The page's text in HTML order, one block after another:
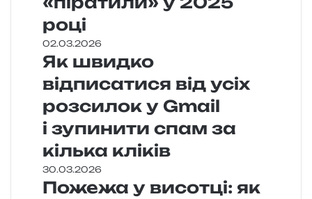
році
02.03.2026
Як швидко
відписатися від усіх
розсилок у Gmail
і зупинити спам за
кілька кліків
30.03.2026
Пожежа у висотці: як